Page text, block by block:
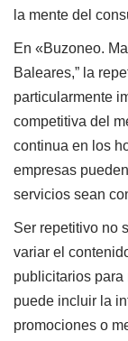
la mente del
En «Buzoneo.
Baleares,” la
particularmente
competitiva del
continua en los
empresas
servicios sean
Ser repetitivo no
variar el
publicitarios para
puede incluir la
promociones o